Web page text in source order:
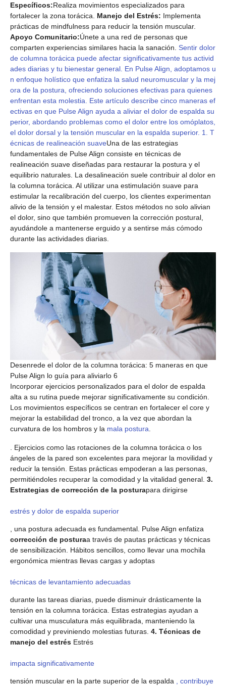
Específicos:Realiza movimientos especializados para
fortalecer la zona torácica. Manejo del Estrés: Implementa
prácticas de mindfulness para reducir la tensión muscular.
Apoyo Comunitario:Únete a una red de personas que
comparten experiencias similares hacia la sanación. Sentir dolor
de columna torácica puede afectar significativamente tus activid
ades diarias y tu bienestar general. En Pulse Align, adoptamos u
n enfoque holístico que enfatiza la salud neuromuscular y la mej
ora de la postura, ofreciendo soluciones efectivas para quienes
enfrentan esta molestia. Este artículo describe cinco maneras ef
ectivas en que Pulse Align ayuda a aliviar el dolor de espalda su
perior, abordando problemas como el dolor entre los omóplatos,
el dolor dorsal y la tensión muscular en la espalda superior. 1. T
écnicas de realineación suaveUna de las estrategias
fundamentales de Pulse Align consiste en técnicas de
realineación suave diseñadas para restaurar la postura y el
equilibrio naturales. La desalineación suele contribuir al dolor en
la columna torácica. Al utilizar una estimulación suave para
estimular la recalibración del cuerpo, los clientes experimentan
alivio de la tensión y el malestar. Estos métodos no solo alivian
el dolor, sino que también promueven la corrección postural,
ayudándole a mantenerse erguido y a sentirse más cómodo
durante las actividades diarias.
Desenrede el dolor de la columna torácica: 5 maneras en que
Pulse Align lo guía para aliviarlo 6
Incorporar ejercicios personalizados para el dolor de espalda
alta a su rutina puede mejorar significativamente su condición.
Los movimientos específicos se centran en fortalecer el core y
mejorar la estabilidad del tronco, a la vez que abordan la
curvatura de los hombros y la mala postura
. Ejercicios como las rotaciones de la columna torácica o los
ángeles de la pared son excelentes para mejorar la movilidad y
reducir la tensión. Estas prácticas empoderan a las personas,
permitiéndoles recuperar la comodidad y la vitalidad general. 3.
Estrategias de corrección de la posturapara dirigirse
estrés y dolor de espalda superior
, una postura adecuada es fundamental. Pulse Align enfatiza
corrección de posturaa través de pautas prácticas y técnicas
de sensibilización. Hábitos sencillos, como llevar una mochila
ergonómica mientras llevas cargas y adoptas
técnicas de levantamiento adecuadas
durante las tareas diarias, puede disminuir drásticamente la
tensión en la columna torácica. Estas estrategias ayudan a
cultivar una musculatura más equilibrada, manteniendo la
comodidad y previniendo molestias futuras. 4. Técnicas de
manejo del estrés Estrés
impacta significativamente
tensión muscular en la parte superior de la espalda , contribuye